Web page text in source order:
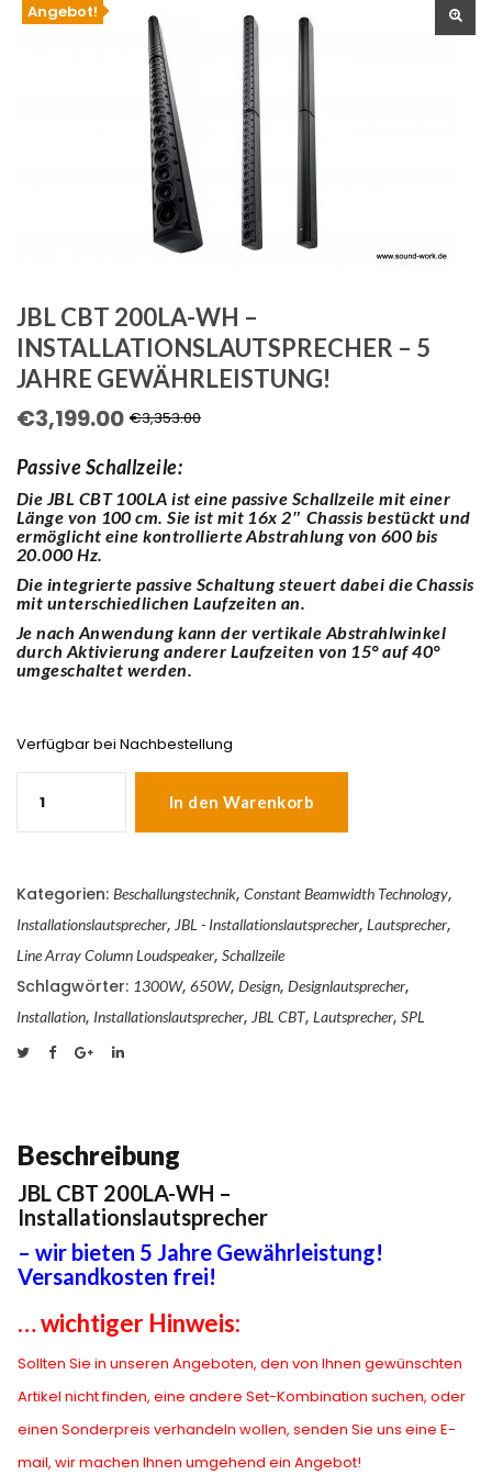
Angebot!
JBL CBT 200LA-WH –
INSTALLATIONSLAUTSPRECHER – 5
JAHRE GEWÄHRLEISTUNG!
€3,353.00Ursprünglicher
€3,353.00
€3,199.00
Aktueller
€3,199.00.
Passive Schallzeile:
Die JBL CBT 100LA ist eine passive Schallzeile mit einer
Länge von 100 cm. Sie ist mit 16x 2″ Chassis bestückt und
ermöglicht eine kontrollierte Abstrahlung von 600 bis
20.000 Hz.
Die integrierte passive Schaltung steuert dabei die Chassis
mit unterschiedlichen Laufzeiten an.
Je nach Anwendung kann der vertikale Abstrahlwinkel
durch Aktivierung anderer Laufzeiten von 15° auf 40°
umgeschaltet werden.
Verfügbar bei Nachbestellung
JBL
CBT
WH
-
5
Gewährleistung!
Menge
In den Warenkorb
Kategorien: Beschallungstechnik, Constant Beamwidth Technology,
Installationslautsprecher, JBL - Installationslautsprecher, Lautsprecher,
Line Array Column Loudspeaker, Schallzeile
Schlagwörter: 1300W, 650W, Design, Designlautsprecher,
Installation, Installationslautsprecher, JBL CBT, Lautsprecher, SPL
Beschreibung
JBL CBT 200LA-WH –
Installationslautsprecher
– wir bieten 5 Jahre Gewährleistung!
Versandkosten frei!
… wichtiger Hinweis:
Sollten Sie in unseren Angeboten, den von Ihnen gewünschten
Artikel nicht finden, eine andere Set-Kombination suchen, oder
einen Sonderpreis verhandeln wollen, senden Sie uns eine E-
mail, wir machen Ihnen umgehend ein Angebot!